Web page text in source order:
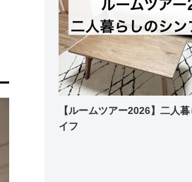
【ルームツアー2026】二人
イフ